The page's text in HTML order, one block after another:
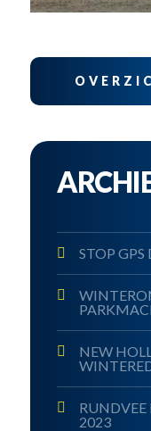
STOP GPS
NEW
2023